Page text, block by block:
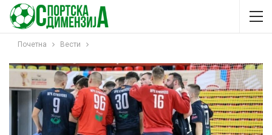
Почетна Вести